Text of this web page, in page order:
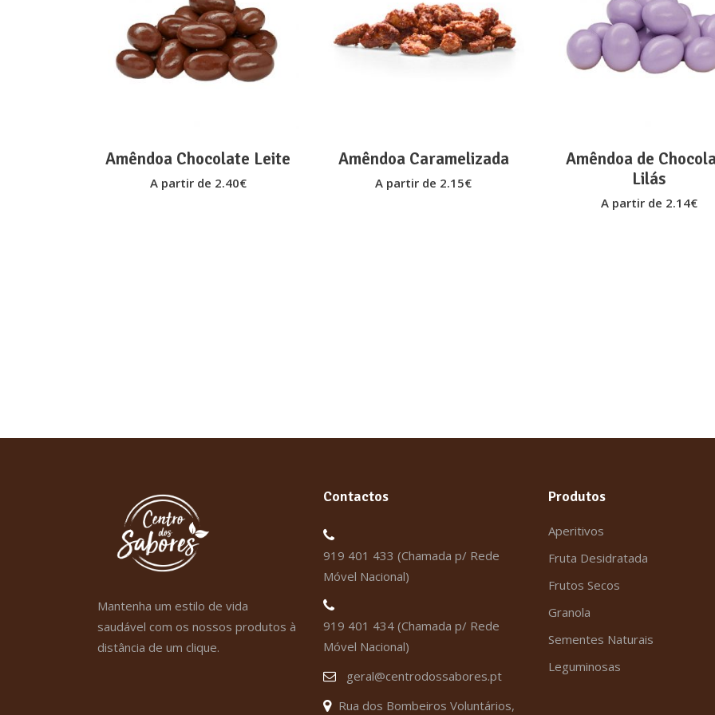
VER OPÇÕES
This
product
has
multiple
may
Amêndoa Chocolate Leite
A partir de 2.40€
VER OPÇÕES
This
product
may
Amêndoa Caramelizada
A partir de 2.15€
VER OPÇÕES
Amêndoa de
Lilás
A partir de 2.14€
Mantenha um estilo de vida
saudável com os nossos produtos à
distância de um clique.
Contactos
919 401 433 (Chamada p/ Rede
Móvel Nacional)
919 401 434 (Chamada p/ Rede
Móvel Nacional)
geral@centrodossabores.pt
Rua dos Bombeiros Voluntários,
Produtos
Aperitivos
Fruta Desidratada
Frutos Secos
Granola
Sementes Naturais
Leguminosas